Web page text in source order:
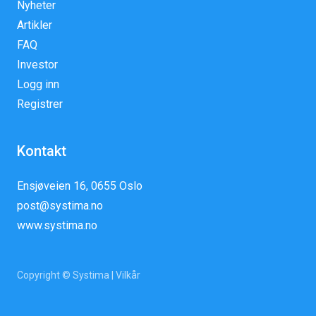
Nyheter
Artikler
FAQ
Investor
Logg inn
Registrer
Kontakt
Ensjøveien 16, 0655 Oslo
post@systima.no
www.systima.no
Copyright © Systima | Vilkår